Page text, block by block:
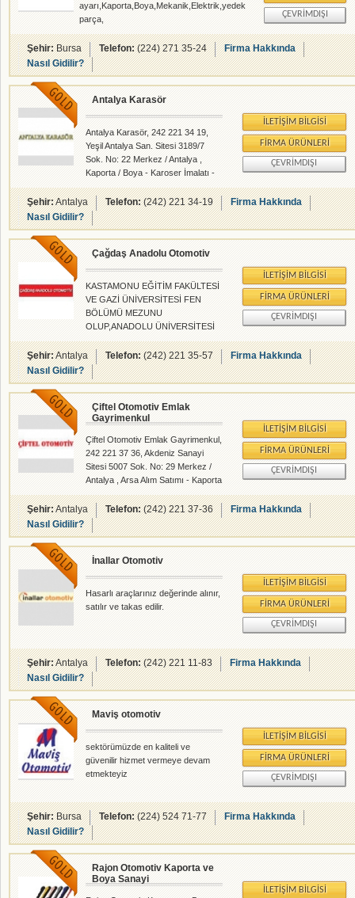
ayarı,Kaporta,Boya,Mekanik,Elektrik,yedek
parça,
ÇEVRIMDIŞI
Şehir:Bursa Telefon:(224) 271 35-24
Firma Hakkında
Nasıl Gidilir?
Antalya Karasör
Antalya Karasör, 242 221 34 19,
Yeşil Antalya San. Sitesi 3189/7
Sok. No: 22 Merkez / Antalya ,
Kaporta / Boya - Karoser İmalatı -
rehberalem.com alanlarında faliyet
gösteren firmamızdır.
İLETIŞIM BILGISI
FIRMA ÜRÜNLERI
ÇEVRIMDIŞI
Şehir:Antalya Telefon:(242) 221 34-19
Firma Hakkında
Nasıl Gidilir?
Çağdaş Anadolu Otomotiv
KASTAMONU EĞİTİM FAKÜLTESİ
VE GAZİ ÜNİVERSİTESİ FEN
BÖLÜMÜ MEZUNU
OLUP,ANADOLU ÜNİVERSİTESİ
KİMYA BÖLÜMÜ TERKİM.ANCAK
ŞARTLARDAN DOLAYI MEZUN
OLDUĞUM BÖLÜMÜN
GEREKTİRDİĞİ İŞİ YAPAMADIM
VE AİLE MESLEĞİ OLAN
OTOMOTİV SEKTÖRÜNÜ
SEÇTİM. AİLEMDE BU SEKTÖRLE
YILINDAN BERİ BU SEKTÖRÜN
İÇERİSİNDEYİM.KENDİ İŞ YERİM
OTOMOTİVİ 1982 YILINDA AÇTIM
VE HALA AYNI İŞİ YAPMAKTAYIM.
İLETIŞIM BILGISI
FIRMA ÜRÜNLERI
ÇEVRIMDIŞI
Şehir:Antalya Telefon:(242) 221 35-57
Firma Hakkında
Nasıl Gidilir?
Çiftel Otomotiv Emlak
Gayrimenkul
Çiftel Otomotiv Emlak Gayrimenkul,
242 221 37 36, Akdeniz Sanayi
Sitesi 5007 Sok. No: 29 Merkez /
Antalya , Arsa Alım Satımı - Kaporta
/ Boya - rehberalem.com
alanlarında faliyet gösteren
firmamızdır.
İLETIŞIM BILGISI
FIRMA ÜRÜNLERI
ÇEVRIMDIŞI
Şehir:Antalya Telefon:(242) 221 37-36
Firma Hakkında
Nasıl Gidilir?
İnallar Otomotiv
Hasarlı araçlarınız değerinde alınır,
satılır ve takas edilir.
İLETIŞIM BILGISI
FIRMA ÜRÜNLERI
ÇEVRIMDIŞI
Şehir:Antalya Telefon:(242) 221 11-83
Firma Hakkında
Nasıl Gidilir?
Maviş otomotiv
sektörümüzde en kaliteli ve
güvenilir hizmet vermeye devam
etmekteyiz
İLETIŞIM BILGISI
FIRMA ÜRÜNLERI
ÇEVRIMDIŞI
Şehir:Bursa Telefon:(224) 524 71-77
Firma Hakkında
Nasıl Gidilir?
Rajon Otomotiv Kaporta ve
Boya Sanayi
İLETIŞIM BILGISI